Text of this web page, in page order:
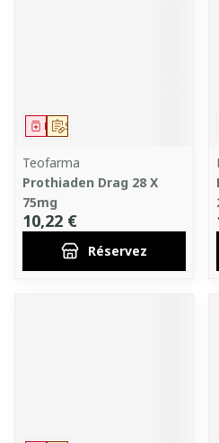
Sur prescription
Médicament
Teofarma
Prothiaden Drag 28 X
75mg
10,22 €
Réservez